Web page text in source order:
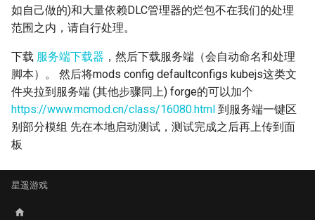
如自己做的)和大量依赖DLC管理器的烂包不在我们的处理
范围之内，请自行处理。
下载 服务端下载器 ，然后下载服务端（会自动命名和处理
脚本）。 然后将mods config defaultconfigs kubejs这类文
件夹拉到服务端 (其他步骤同上) forge的可以加个
https://www.mcmod.cn/class/16080.html 到服务端一键区
别部分模组 先在本地启动测试，测试完成之后再上传到面
板
星遥游戏